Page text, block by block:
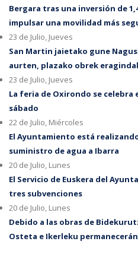
Bergara tras una inversión de
impulsar una movilidad más
23 de Julio, Jueves
San Martin jaietako gune
aurten, plazako obrek
23 de Julio, Jueves
La feria de Oxirondo se celebra
sábado
22 de Julio, Miércoles
El Ayuntamiento está
suministro de agua a Ibarra
20 de Julio, Lunes
El Servicio de Euskera del
tres subvenciones
20 de Julio, Lunes
Debido a las obras de
Osteta e Ikerleku